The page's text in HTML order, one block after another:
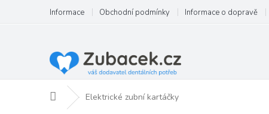
obsah
Informace Obchodní podmínky Informace o dopravě
Domů Elektrické zubní kartáčky